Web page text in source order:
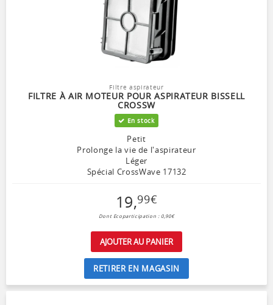
Filtre aspirateur
FILTRE À AIR MOTEUR POUR ASPIRATEUR BISSELL
CROSSW
En stock
Petit
Prolonge la vie de l'aspirateur
Léger
Spécial CrossWave 17132
19,99€
Dont Ecoparticipation : 0,90€
AJOUTER AU PANIER
RETIRER EN MAGASIN